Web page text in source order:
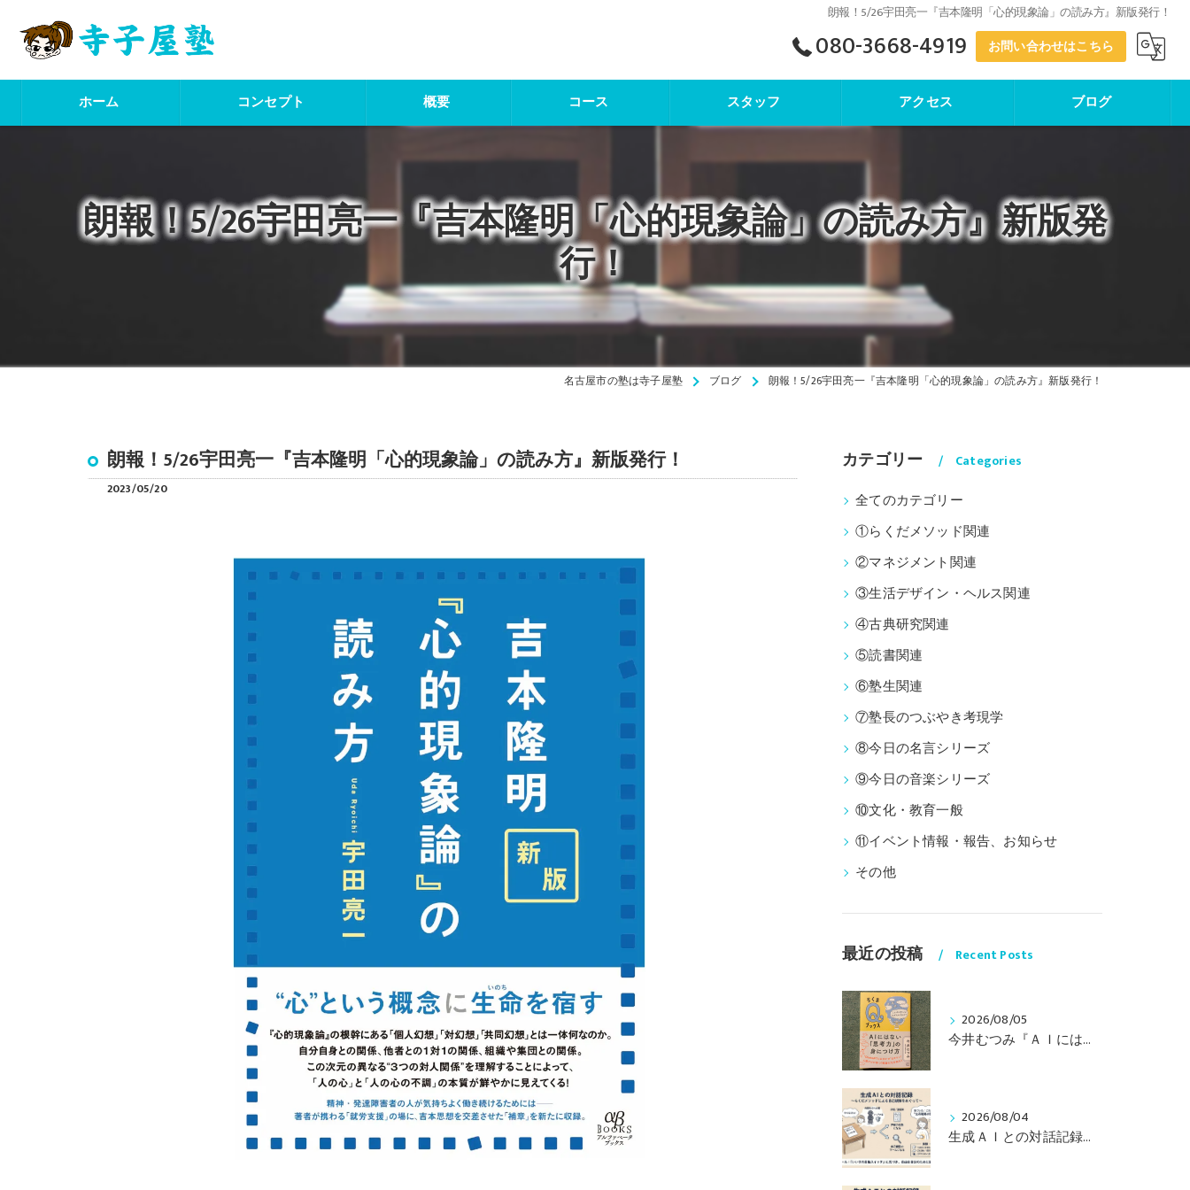
朗報！5/26宇田亮一『吉本隆明「心的現象論」の読み方』新版発行！
080-3668-4919 お問い合わせはこちら
ホーム コンセプト 概要 コース スタッフ アクセス
寺子屋塾
ブログ
朗報！5/26宇田亮一『吉本隆明「心的現象論」の読み方』新版発
行！
名古屋市の塾は寺子屋塾 ブログ 朗報！5/26宇田亮一『吉本隆明「心的現象論」の読み方』新版発行！
朗報！5/26宇田亮一『吉本隆明「心的現象論」の読み方』新版発行！
2023/05/20
カテゴリー Categories
全てのカテゴリー
①らくだメソッド関連
②マネジメント関連
③生活デザイン・ヘルス関連
④古典研究関連
⑤読書関連
⑥塾生関連
⑦塾長のつぶやき考現学
⑧今日の名言シリーズ
⑨今日の音楽シリーズ
⑩文化・教育一般
⑪イベント情報・報告、お知らせ
その他
最近の投稿 Recent Posts
2026/08/05
今井むつみ『ＡＩにはない思考力の身につけ方 ことばの学びはなぜ大切なのか？』
2026/08/04
生成ＡＩとの対話記録（その２） 〜らくだメソッドによる自己観察をめぐって〜